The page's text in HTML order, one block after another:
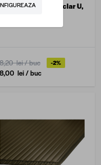
Profil policarbonat clar U,
8,20 lei/ buc -2%
8,00 lei/ buc